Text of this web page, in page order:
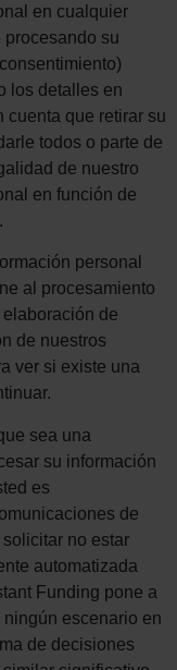
en cualquier
procesando su
los detalles en
cuenta que retirar su
todos o parte de
de nuestro
en función de
personal
al procesamiento
de
de nuestros
ver si existe una
sea una
su información
es
de
no estar
automatizada
Funding pone a
ningún escenario en
de decisiones